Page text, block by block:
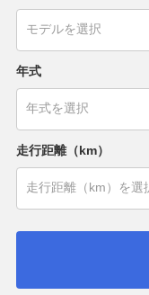
年式
走行距離（km）